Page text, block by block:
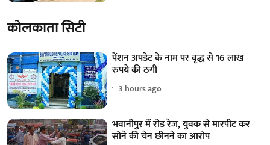
कोलकाता सिटी
पेंशन अपडेट के नाम पर वृद्ध से 16 लाख
रुपये की ठगी
3 hours ago
भवानीपुर में रोड रेज, युवक से मारपीट कर
सोने की चेन छीनने का आरोप